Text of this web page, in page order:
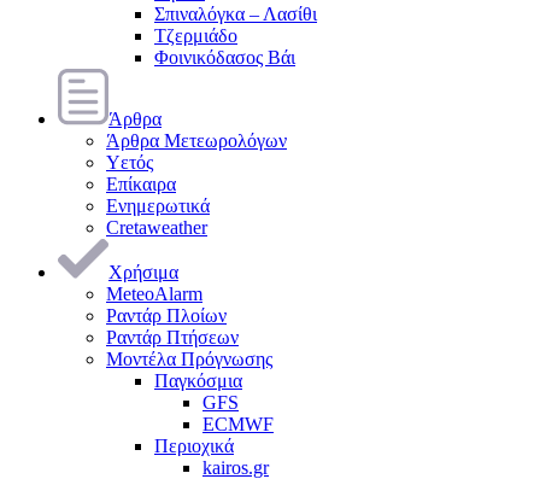
Σπιναλόγκα – Λασίθι
Τζερμιάδο
Φοινικόδασος Βάι
Άρθρα
Άρθρα Μετεωρολόγων
Υετός
Επίκαιρα
Ενημερωτικά
Cretaweather
Χρήσιμα
MeteoAlarm
Ραντάρ Πλοίων
Ραντάρ Πτήσεων
Μοντέλα Πρόγνωσης
Παγκόσμια
GFS
ECMWF
Περιοχικά
kairos.gr